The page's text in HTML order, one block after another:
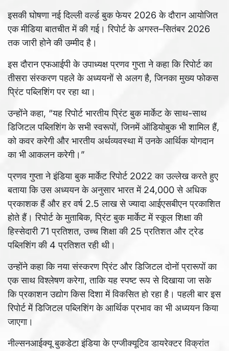
इसकी घोषणा नई दिल्ली वर्ल्ड बुक फेयर 2026 के दौरान आयोजित
एक मीडिया बातचीत में की गई। रिपोर्ट के अगस्त–सितंबर 2026
तक जारी होने की उम्मीद है।
इस दौरान एफआईपी के उपाध्यक्ष प्रणव गुप्ता ने कहा कि रिपोर्ट का
तीसरा संस्करण पहले के अध्ययनों से अलग है, जिनका मुख्य फोकस
प्रिंट पब्लिशिंग पर रहा था।
उन्होंने कहा, “यह रिपोर्ट भारतीय प्रिंट बुक मार्केट के साथ-साथ
डिजिटल पब्लिशिंग के सभी स्वरूपों, जिनमें ऑडियोबुक भी शामिल हैं,
को कवर करेगी और भारतीय अर्थव्यवस्था में उनके आर्थिक योगदान
का भी आकलन करेगी।”
प्रणव गुप्ता ने इंडिया बुक मार्केट रिपोर्ट 2022 का उल्लेख करते हुए
बताया कि उस अध्ययन के अनुसार भारत में 24,000 से अधिक
प्रकाशक हैं और हर वर्ष 2.5 लाख से ज्यादा आईएसबीएन प्रकाशित
होते हैं। रिपोर्ट के मुताबिक, प्रिंट बुक मार्केट में स्कूल शिक्षा की
हिस्सेदारी 71 प्रतिशत, उच्च शिक्षा की 25 प्रतिशत और ट्रेड
पब्लिशिंग की 4 प्रतिशत रही थी।
उन्होंने कहा कि नया संस्करण प्रिंट और डिजिटल दोनों प्रारूपों का
एक साथ विश्लेषण करेगा, ताकि यह स्पष्ट रूप से दिखाया जा सके
कि प्रकाशन उद्योग किस दिशा में विकसित हो रहा है। पहली बार इस
रिपोर्ट में डिजिटल पब्लिशिंग के आर्थिक प्रभाव का भी अध्ययन किया
जाएगा।
नील्सनआईक्यू बुकडेटा इंडिया के एग्जीक्यूटिव डायरेक्टर विक्रांत